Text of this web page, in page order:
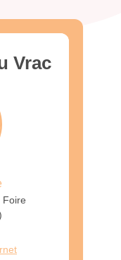
Vrac
Foire